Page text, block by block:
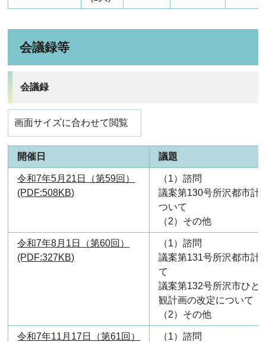
会議録等
会議録
画面サイズに合わせて閲覧
開催日 議題
令和7年5月21日（第59回）
(PDF:508KB)
（1）諮問
議案第130号所沢都市計
ついて
（2）その他
令和7年8月1日（第60回）
(PDF:327KB)
（1）諮問
議案第131号所沢都市計
て
議案第132号所沢市ひと
観計画の改定について
（2）その他
令和7年11月17日（第61回）
（1）諮問